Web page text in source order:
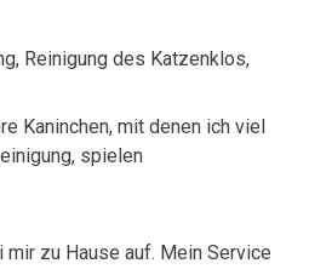
Reinigung des Katzenklos,
Kaninchen, mit denen ich viel
spielen
zu Hause auf. Mein Service